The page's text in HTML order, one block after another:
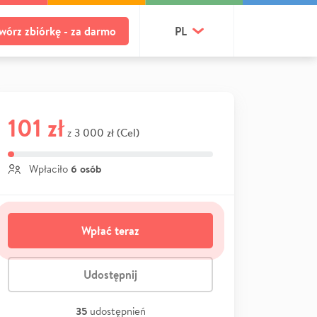
zbiórkę - za darmo PL
101 zł z 3 000 zł (Cel)
Wpłaciło 6 osób
Wpłać teraz
Udostępnij
35 udostępnień